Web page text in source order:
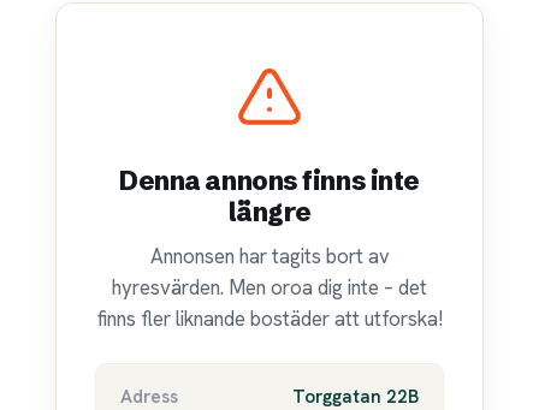
Denna annons finns inte
längre
Annonsen har tagits bort av
hyresvärden. Men oroa dig inte – det
finns fler liknande bostäder att utforska!
Adress
Torggatan 22B